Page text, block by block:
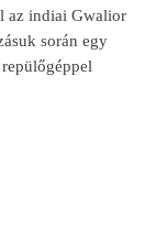
az indiai Gwalior
során egy